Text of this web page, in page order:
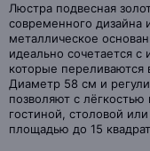
Люстра подвесная
современного дизайна
металлическое
идеально сочетается
которые переливаются
Диаметр 58 см и
позволяют с лёгкостью
гостиной, столовой
площадью до 15